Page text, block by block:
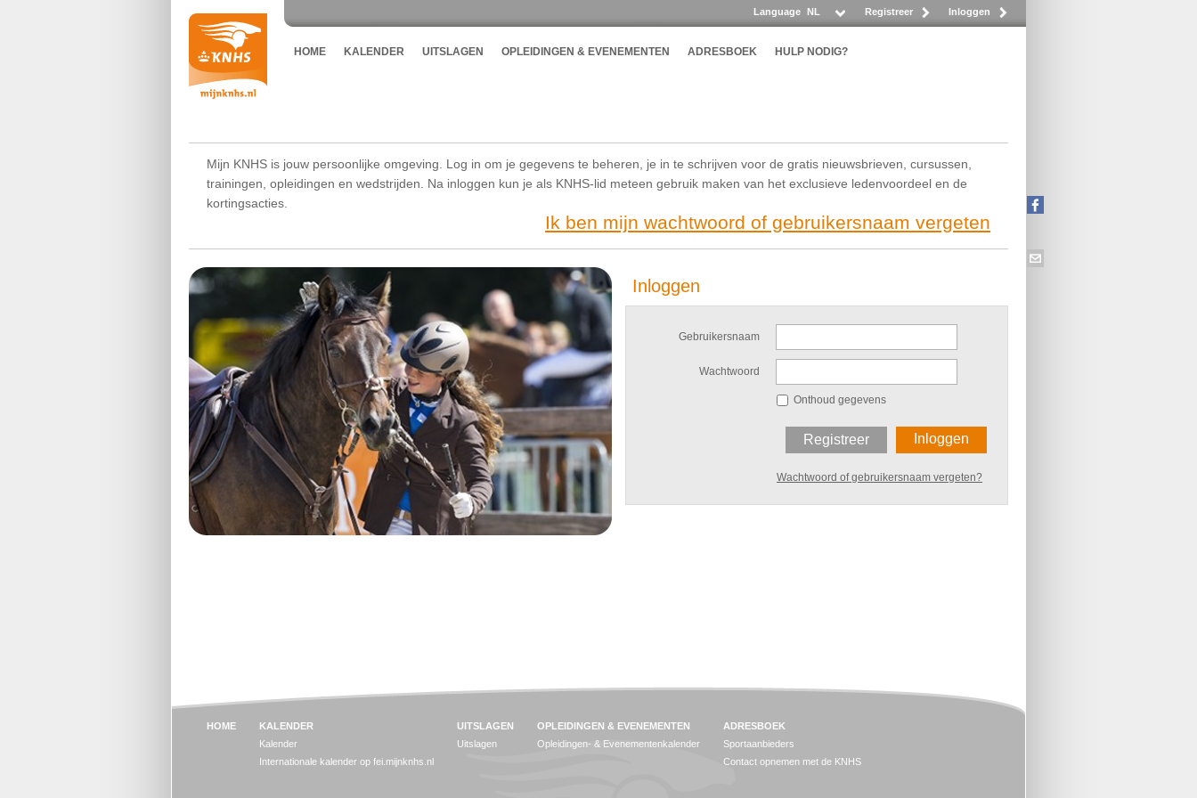
Registreer Inloggen
Language NL
HOME KALENDER UITSLAGEN OPLEIDINGEN & EVENEMENTEN ADRESBOEK HULP NODIG?
Mijn KNHS is jouw persoonlijke omgeving. Log in om je gegevens te beheren, je in te schrijven voor de gratis nieuwsbrieven, cursussen,
trainingen, opleidingen en wedstrijden. Na inloggen kun je als KNHS-lid meteen gebruik maken van het exclusieve ledenvoordeel en de
kortingsacties.
Ik ben mijn wachtwoord of gebruikersnaam vergeten
Inloggen
Gebruikersnaam
Wachtwoord
Onthoud gegevens
Inloggen
Registreer
Wachtwoord of gebruikersnaam vergeten?
HOME
KALENDER
Kalender
Internationale kalender op fei.mijnknhs.nl
UITSLAGEN
Uitslagen
OPLEIDINGEN & EVENEMENTEN
Opleidingen- & Evenementenkalender
ADRESBOEK
Sportaanbieders
Contact opnemen met de KNHS